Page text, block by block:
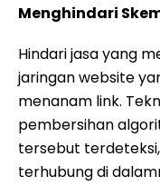
Menghindari
Hindari jasa yang
jaringan website
menanam link.
pembersihan
tersebut
terhubung di